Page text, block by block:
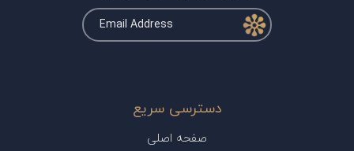
دسترسی سریع
صفحه اصلی